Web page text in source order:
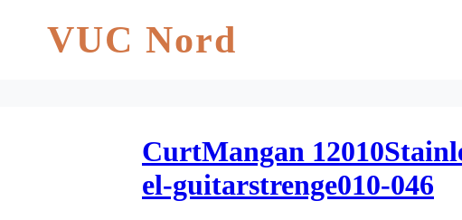
VUC Nord
CurtMangan
el-guitarstrenge010-046